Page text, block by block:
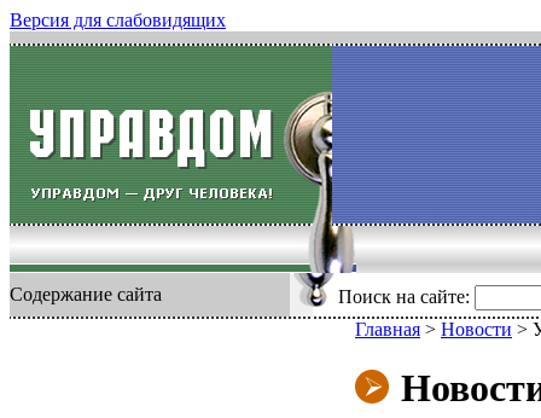
Версия для слабовидящих
Содержание сайта Поиск на сайте:
Главная > Новости >